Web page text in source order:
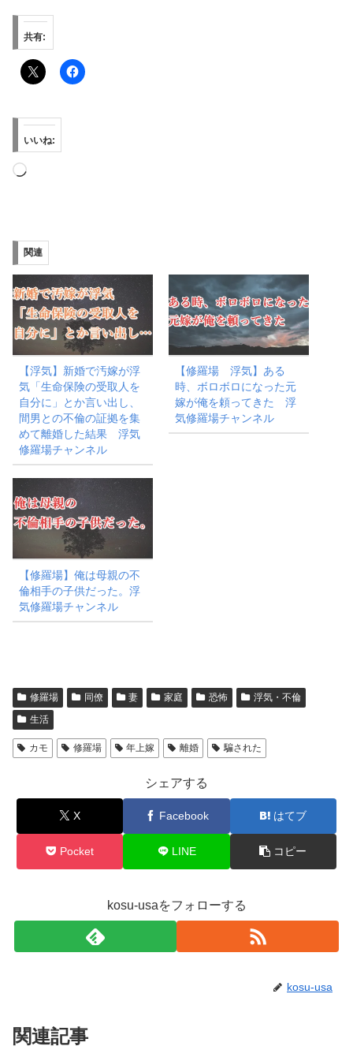
共有:
いいね:
読
み
中…
関連
【浮気】新婚で汚嫁が浮
気「生命保険の受取人を
自分に」とか言い出し、
間男との不倫の証拠を集
めて離婚した結果 浮気
修羅場チャンネル
【修羅場 浮気】ある
時、ボロボロになった元
嫁が俺を頼ってきた 浮
気修羅場チャンネル
【修羅場】俺は母親の不
倫相手の子供だった。浮
気修羅場チャンネル
修羅場 同僚 妻 家庭 恐怖
浮気・不倫
生活
カモ 修羅場 年上嫁 離婚 騙された
シェアする
X Facebook はてブ
Pocket LINE コピー
kosu-usaをフォローする
kosu-usa
関連記事